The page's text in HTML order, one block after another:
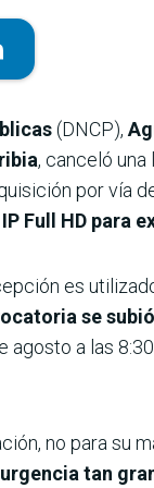
(DNCP),
, canceló una
por vía
Full HD para
es
se
a las
no para su
tan